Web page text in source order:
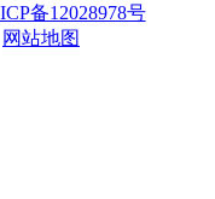
备12028978号
网站地图